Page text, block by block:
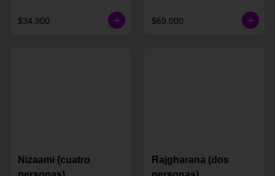
$34.900 $69.000
Nizaami (cuatro
Rajgharana (dos